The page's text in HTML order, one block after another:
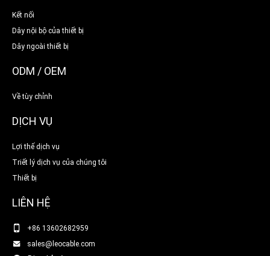
Kết nối
Dây nội bộ của thiết bị
Dây ngoài thiết bị
ODM / OEM
Về tùy chỉnh
DỊCH VỤ
Lợi thế dịch vụ
Triết lý dịch vụ của chúng tôi
Thiết bị
LIÊN HỆ
+86 13602682959
sales@leocable.com